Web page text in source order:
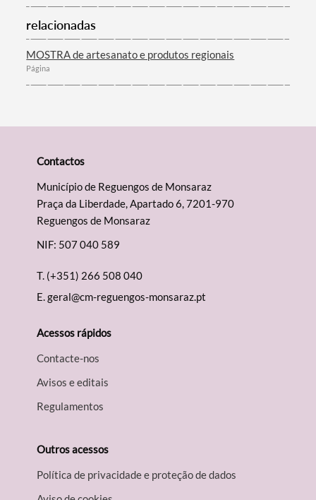
relacionadas
MOSTRA de artesanato e produtos regionais
Página
Contactos
Município de Reguengos de Monsaraz
Praça da Liberdade, Apartado 6, 7201-970
Reguengos de Monsaraz
NIF: 507 040 589
T. (+351) 266 508 040
E.geral@cm-reguengos-monsaraz.pt
Acessos rápidos
Contacte-nos
Avisos e editais
Regulamentos
Outros acessos
Política de privacidade e proteção de dados